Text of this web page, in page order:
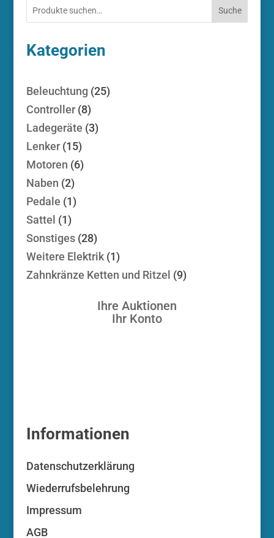
Suche
Kategorien
Beleuchtung 2525
Controller 88
Produkte
Ladegeräte 33
Lenker 1515
Produkte
Motoren 66
Naben 22
Produkte
Pedale 11
Sattel 11
Produkt
Sonstiges 2828
Produkte
Weitere Elektrik 11
Produkt
Zahnkränze Ketten und Ritzel 99
Ihre Auktionen
Ihr Konto
Informationen
Datenschutzerklärung
Wiederrufsbelehrung
Impressum
AGB